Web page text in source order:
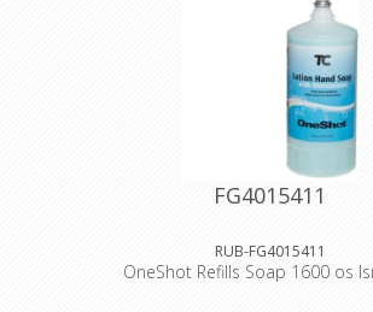
FG4015411
RUB-FG4015411
OneShot Refills Soap 1600 os